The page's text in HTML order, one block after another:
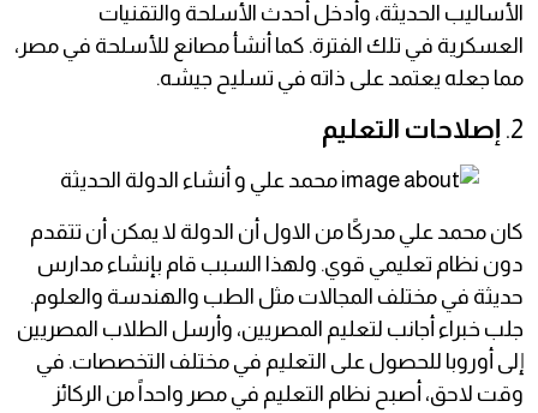
الأساليب الحديثة، وأدخل أحدث الأسلحة والتقنيات
العسكرية في تلك الفترة. كما أنشأ مصانع للأسلحة في مصر،
مما جعله يعتمد على ذاته في تسليح جيشه.
2. إصلاحات التعليم
كان محمد علي مدركًا من الاول أن الدولة لا يمكن أن تتقدم
دون نظام تعليمي قوي. ولهذا السبب قام بإنشاء مدارس
حديثة في مختلف المجالات مثل الطب والهندسة والعلوم.
جلب خبراء أجانب لتعليم المصريين، وأرسل الطلاب المصريين
إلى أوروبا للحصول على التعليم في مختلف التخصصات. في
وقت لاحق، أصبح نظام التعليم في مصر واحداً من الركائز